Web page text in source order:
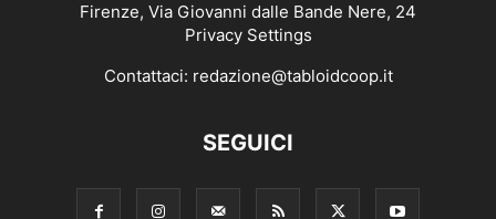
Firenze, Via Giovanni dalle Bande Nere, 24
Privacy Settings
Contattaci: redazione@tabloidcoop.it
SEGUICI